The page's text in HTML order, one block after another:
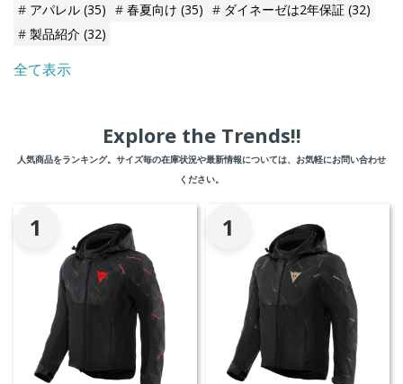
アパレル (35) 春夏向け (35) ダイネーゼは2年保証 (32)
製品紹介 (32)
全て表示
Explore the Trends!!
人気商品をランキング。サイズ毎の在庫状況や最新情報については、お気軽にお問い合わせ
ください。
1 1